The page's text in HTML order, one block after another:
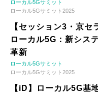
ローカル5Gサミット
ローカル5Gサミット2025
【セッション3・京
ローカル5G：新シス
革新
ローカル5Gサミット
ローカル5Gサミット2025
【iD】ローカル5G